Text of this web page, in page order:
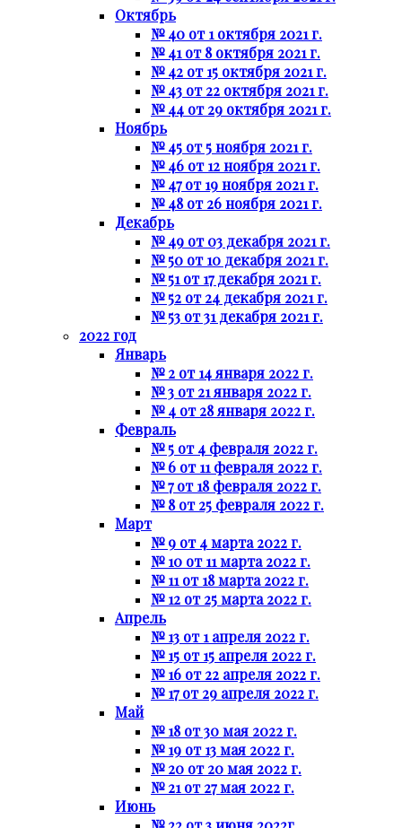
Октябрь
№ 40 от 1 октября 2021 г.
№ 41 от 8 октября 2021 г.
№ 42 от 15 октября 2021 г.
№ 43 от 22 октября 2021 г.
№ 44 от 29 октября 2021 г.
Ноябрь
№ 45 от 5 ноября 2021 г.
№ 46 от 12 ноября 2021 г.
№ 47 от 19 ноября 2021 г.
№ 48 от 26 ноября 2021 г.
Декабрь
№ 49 от 03 декабря 2021 г.
№ 50 от 10 декабря 2021 г.
№ 51 от 17 декабря 2021 г.
№ 52 от 24 декабря 2021 г.
№ 53 от 31 декабря 2021 г.
2022 год
Январь
№ 2 от 14 января 2022 г.
№ 3 от 21 января 2022 г.
№ 4 от 28 января 2022 г.
Февраль
№ 5 от 4 февраля 2022 г.
№ 6 от 11 февраля 2022 г.
№ 7 от 18 февраля 2022 г.
№ 8 от 25 февраля 2022 г.
Март
№ 9 от 4 марта 2022 г.
№ 10 от 11 марта 2022 г.
№ 11 от 18 марта 2022 г.
№ 12 от 25 марта 2022 г.
Апрель
№ 13 от 1 апреля 2022 г.
№ 15 от 15 апреля 2022 г.
№ 16 от 22 апреля 2022 г.
№ 17 от 29 апреля 2022 г.
Май
№ 18 от 30 мая 2022 г.
№ 19 от 13 мая 2022 г.
№ 20 от 20 мая 2022 г.
№ 21 от 27 мая 2022 г.
Июнь